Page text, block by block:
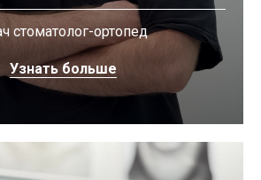
стоматолог-ортопед
Узнать больше